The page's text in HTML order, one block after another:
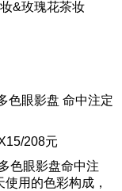
&玫瑰花茶妆
眼影盘 命中注定
208元
色眼影盘命中注
用的色彩构成，